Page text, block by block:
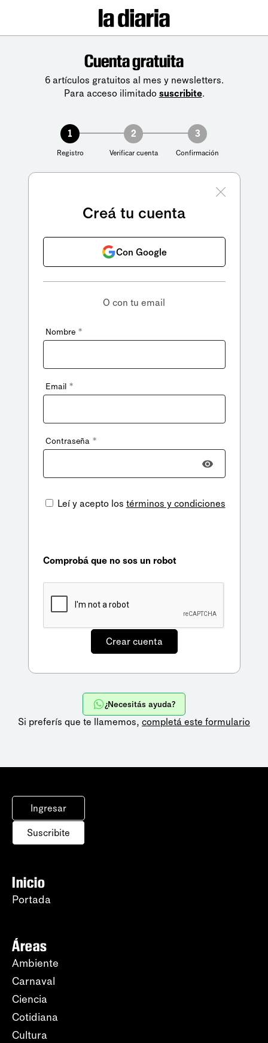
Cuenta gratuita
6 artículos gratuitos al mes y newsletters.
Para acceso ilimitado suscribite.
1
Registro
2
Verificar cuenta
3
Confirmación
Creá tu cuenta
Con Google
O con tu email
Nombre *
Email *
Contraseña *
Leí y acepto los términos y condiciones
Comprobá que no sos un robot
¿Necesitás ayuda?
Si preferís que te llamemos, completá este formulario
Ingresar
Suscribite
Inicio
Portada
Áreas
Ambiente
Carnaval
Ciencia
Cotidiana
Cultura